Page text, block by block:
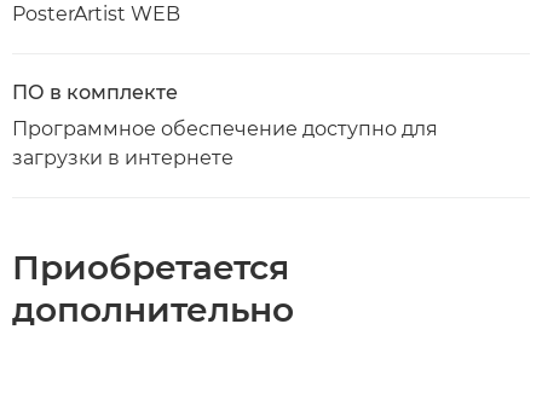
PosterArtist WEB
ПО в комплекте
Программное обеспечение доступно для
загрузки в интернете
Приобретается
дополнительно